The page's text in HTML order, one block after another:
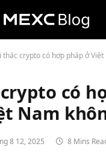
thác crypto có hợp pháp ở Việt
có
Nam
8 12, 2025 8 Mins